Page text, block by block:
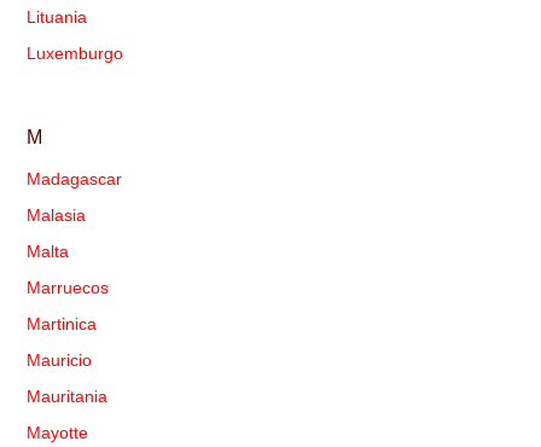
Lituania
Luxemburgo
M
Madagascar
Malasia
Malta
Marruecos
Martinica
Mauricio
Mauritania
Mayotte